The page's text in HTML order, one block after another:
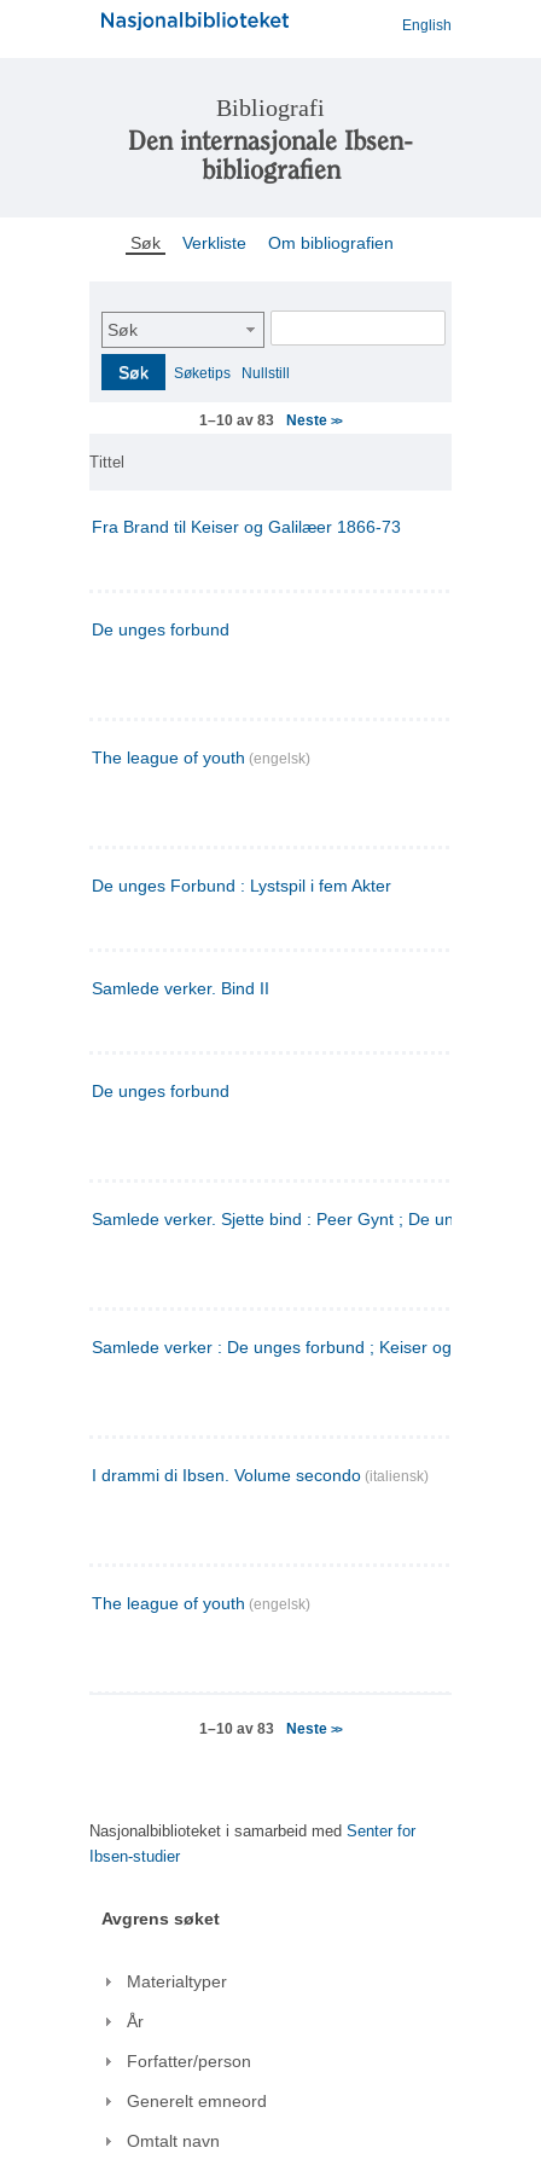
English
Bibliografi
Den internasjonale Ibsen-
bibliografien
Søk Verkliste Om bibliografien
Søk
Søk Søketips Nullstill
1–10 av 83 Neste>>
Tittel
Fra Brand til Keiser og Galilæer 1866-73
De unges forbund
The league of youth (engelsk)
De unges Forbund : Lystspil i fem Akter
Samlede verker. Bind II
De unges forbund
Samlede verker. Sjette bind : Peer Gynt ; De unges
Samlede verker : De unges forbund ; Keiser og Galilæer. 3
I drammi di Ibsen. Volume secondo (italiensk)
The league of youth (engelsk)
1–10 av 83 Neste>>
Nasjonalbiblioteket i samarbeid med Senter for
Ibsen-studier
Avgrens søket
Materialtyper
År
Forfatter/person
Generelt emneord
Omtalt navn